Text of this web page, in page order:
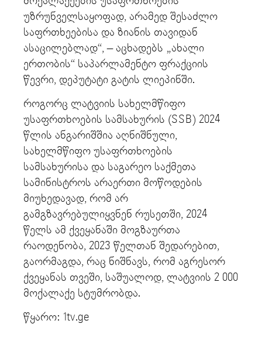
უზრუნველსაყოფად, არამედ შესაძლო
საფრთხეებისა და ზიანის თავიდან
ასაცილებლად“, – აცხადებს „ახალი
ერთობის“ საპარლამენტო ფრაქციის
წევრი, დეპუტატი გატის ლიეპინში.
როგორც ლატვიის სახელმწიფო
უსაფრთხოების სამსახურის (SSB) 2024
წლის ანგარიშშია აღნიშნული,
სახელმწიფო უსაფრთხოების
სამსახურისა და საგარეო საქმეთა
სამინისტროს არაერთი მოწოდების
მიუხედავად, რომ არ
გამგზავრებულიყვნენ რუსეთში, 2024
წელს ამ ქვეყანაში მოგზაურთა
რაოდენობა, 2023 წელთან შედარებით,
გაორმაგდა, რაც ნიშნავს, რომ აგრესორ
ქვეყანას თვეში, საშუალოდ, ლატვიის 2 000
მოქალაქე სტუმრობდა.
წყარო: 1tv.ge